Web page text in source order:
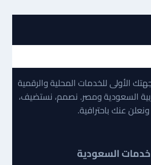
الأولى للخدمات المحلية والرقمية
السعودية ومصر. نصمم، نستضيف،
ونعلن عنك باحترافية.
خدمات السعودية